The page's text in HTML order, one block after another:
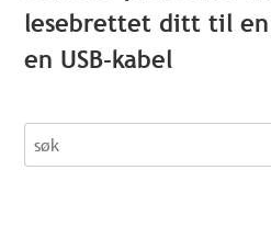
lesebrettet ditt til en
en USB-kabel
søk